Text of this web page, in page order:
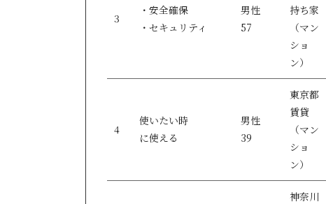
3
・安全確保
・セキュリティ
男性
57
持ち家
（マン
ショ
ン）
4
使いたい時
に使える
男性
39
東京都
賃貸
（マン
ショ
ン）
神奈川